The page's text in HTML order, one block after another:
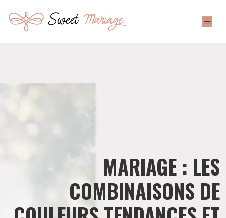
MARIAGE : LES
COMBINAISONS DE